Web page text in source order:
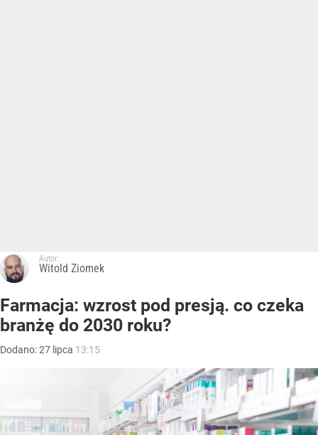
Autor:
Witold Ziomek
Farmacja: wzrost pod presją. co czeka
branżę do 2030 roku?
Dodano:27 lipca 13:15